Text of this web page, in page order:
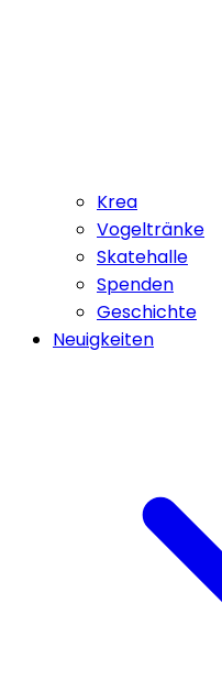
Krea
Vogeltränke
Skatehalle
Spenden
Geschichte
Neuigkeiten